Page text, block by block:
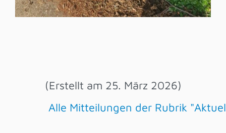
(Erstellt am 25. März 2026)
Alle Mitteilungen der Rubrik